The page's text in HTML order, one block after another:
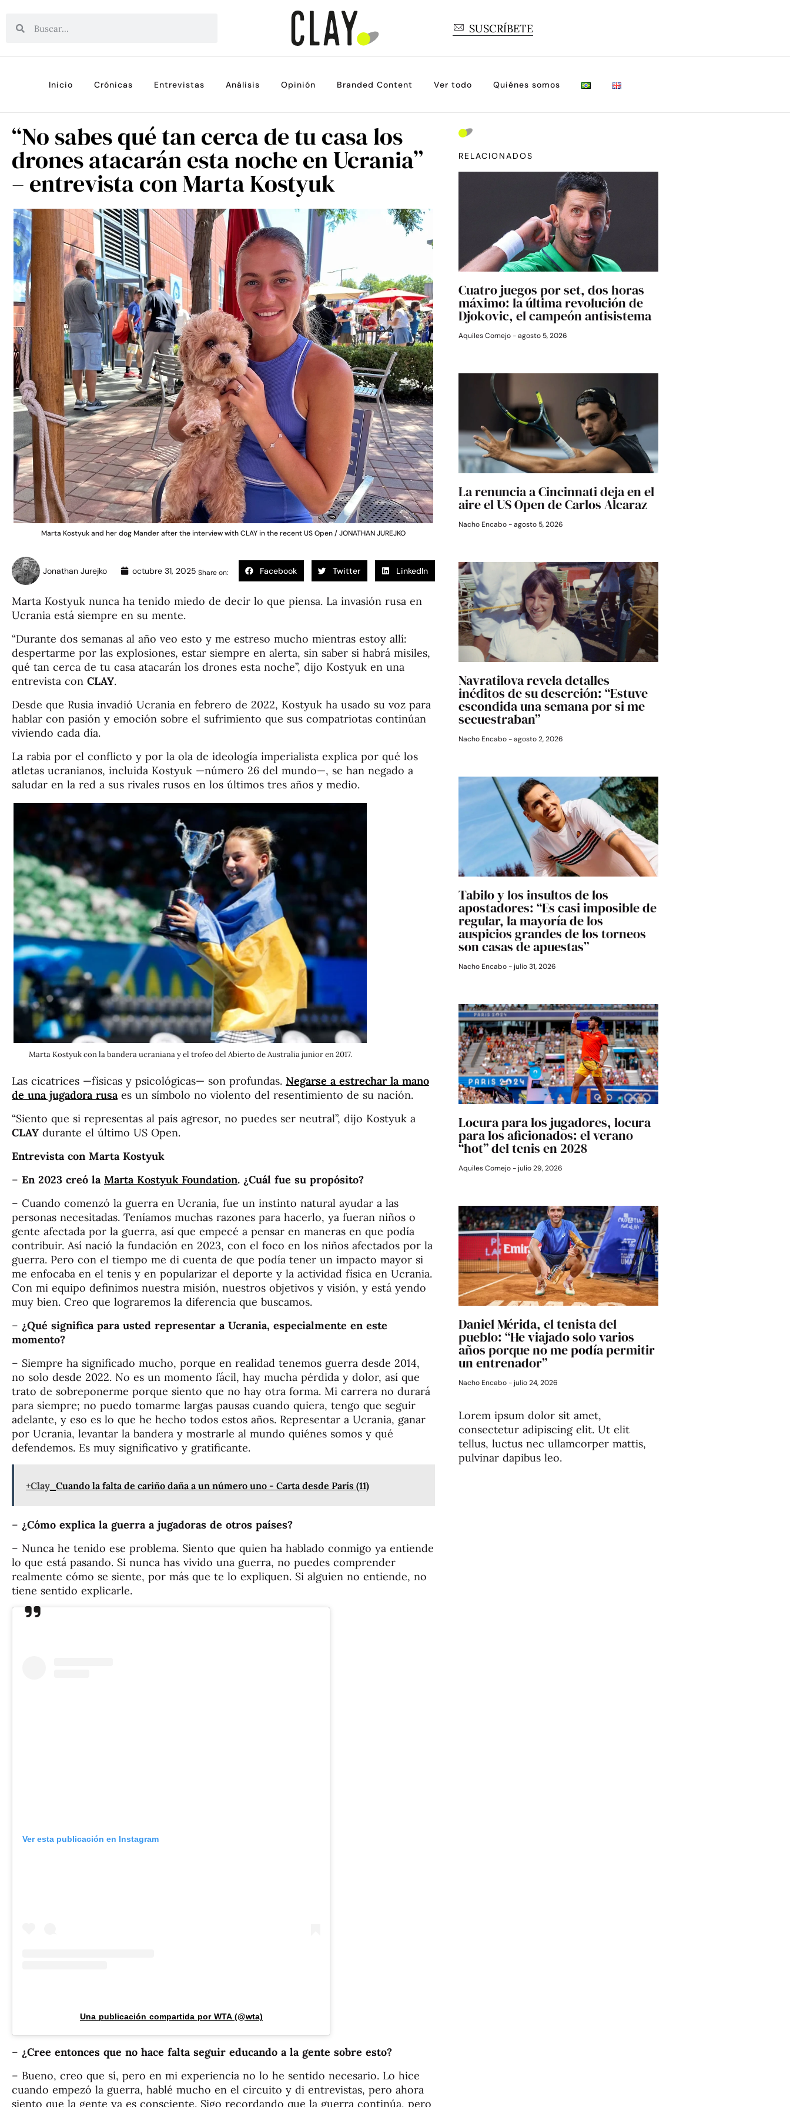
SUSCRÍBETE
Inicio Crónicas Entrevistas Análisis Opinión Branded Content Ver todo Quiénes somos
“No sabes qué tan cerca de tu casa los
drones atacarán esta noche en Ucrania”
– entrevista con Marta Kostyuk
Marta Kostyuk and her dog Mander after the interview with CLAY in the recent US Open / JONATHAN JUREJKO
Jonathan Jurejko octubre 31, 2025 Share on: Facebook Twitter LinkedIn
Marta Kostyuk nunca ha tenido miedo de decir lo que piensa. La invasión rusa en
Ucrania está siempre en su mente.
“Durante dos semanas al año veo esto y me estreso mucho mientras estoy allí:
despertarme por las explosiones, estar siempre en alerta, sin saber si habrá misiles,
qué tan cerca de tu casa atacarán los drones esta noche”, dijo Kostyuk en una
entrevista con CLAY.
Desde que Rusia invadió Ucrania en febrero de 2022, Kostyuk ha usado su voz para
hablar con pasión y emoción sobre el sufrimiento que sus compatriotas continúan
viviendo cada día.
La rabia por el conflicto y por la ola de ideología imperialista explica por qué los
atletas ucranianos, incluida Kostyuk —número 26 del mundo—, se han negado a
saludar en la red a sus rivales rusos en los últimos tres años y medio.
Marta Kostyuk con la bandera ucraniana y el trofeo del Abierto de Australia junior en 2017.
Las cicatrices —físicas y psicológicas— son profundas. Negarse a estrechar la mano
de una jugadora rusa es un símbolo no violento del resentimiento de su nación.
“Siento que si representas al país agresor, no puedes ser neutral”, dijo Kostyuk a
CLAY durante el último US Open.
Entrevista con Marta Kostyuk
– En 2023 creó la Marta Kostyuk Foundation. ¿Cuál fue su propósito?
– Cuando comenzó la guerra en Ucrania, fue un instinto natural ayudar a las
personas necesitadas. Teníamos muchas razones para hacerlo, ya fueran niños o
gente afectada por la guerra, así que empecé a pensar en maneras en que podía
contribuir. Así nació la fundación en 2023, con el foco en los niños afectados por la
guerra. Pero con el tiempo me di cuenta de que podía tener un impacto mayor si
me enfocaba en el tenis y en popularizar el deporte y la actividad física en Ucrania.
Con mi equipo definimos nuestra misión, nuestros objetivos y visión, y está yendo
muy bien. Creo que lograremos la diferencia que buscamos.
– ¿Qué significa para usted representar a Ucrania, especialmente en este
momento?
– Siempre ha significado mucho, porque en realidad tenemos guerra desde 2014,
no solo desde 2022. No es un momento fácil, hay mucha pérdida y dolor, así que
trato de sobreponerme porque siento que no hay otra forma. Mi carrera no durará
para siempre; no puedo tomarme largas pausas cuando quiera, tengo que seguir
adelante, y eso es lo que he hecho todos estos años. Representar a Ucrania, ganar
por Ucrania, levantar la bandera y mostrarle al mundo quiénes somos y qué
defendemos. Es muy significativo y gratificante.
+Clay Cuando la falta de cariño daña a un número uno - Carta desde París (11)
– ¿Cómo explica la guerra a jugadoras de otros países?
– Nunca he tenido ese problema. Siento que quien ha hablado conmigo ya entiende
lo que está pasando. Si nunca has vivido una guerra, no puedes comprender
realmente cómo se siente, por más que te lo expliquen. Si alguien no entiende, no
tiene sentido explicarle.
Ver esta publicación en Instagram
Una publicación compartida por WTA (@wta)
– ¿Cree entonces que no hace falta seguir educando a la gente sobre esto?
– Bueno, creo que sí, pero en mi experiencia no lo he sentido necesario. Lo hice
cuando empezó la guerra, hablé mucho en el circuito y di entrevistas, pero ahora
siento que la gente ya es consciente. Sigo recordando que la guerra continúa, pero
RELACIONADOS
Cuatro juegos por set, dos horas
máximo: la última revolución de
Djokovic, el campeón antisistema
Aquiles Cornejo agosto 5, 2026
La renuncia a Cincinnati deja en el
aire el US Open de Carlos Alcaraz
Nacho Encabo agosto 5, 2026
Navratilova revela detalles
inéditos de su deserción: “Estuve
escondida una semana por si me
secuestraban”
Nacho Encabo agosto 2, 2026
Tabilo y los insultos de los
apostadores: “Es casi imposible de
regular, la mayoría de los
auspicios grandes de los torneos
son casas de apuestas”
Nacho Encabo julio 31, 2026
Locura para los jugadores, locura
para los aficionados: el verano
“hot” del tenis en 2028
Aquiles Cornejo julio 29, 2026
Daniel Mérida, el tenista del
pueblo: “He viajado solo varios
años porque no me podía permitir
un entrenador”
Nacho Encabo julio 24, 2026
Lorem ipsum dolor sit amet,
consectetur adipiscing elit. Ut elit
tellus, luctus nec ullamcorper mattis,
pulvinar dapibus leo.